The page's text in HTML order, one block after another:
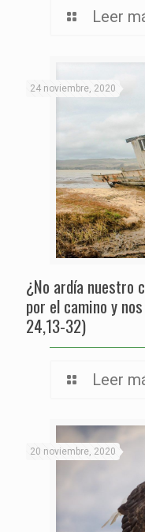
Leer
24 noviembre, 2020
¿No ardía nuestro
por el camino y
24,13-32)
Leer
20 noviembre, 2020